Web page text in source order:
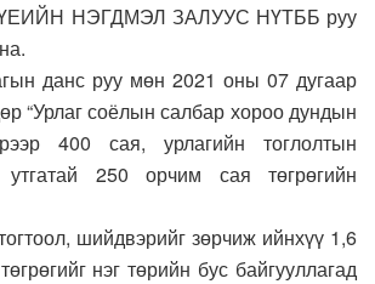
ҮЕИЙН НЭГДМЭЛ ЗАЛУУС НҮТББ руу
данс руу мөн 2021 оны 07 дугаар
“Урлаг соёлын салбар хороо дундын
400 сая, урлагийн тоглолтын
утгатай 250 орчим сая төгрөгийн
шийдвэрийг зөрчиж ийнхүү 1,6
нэг төрийн бус байгууллагад